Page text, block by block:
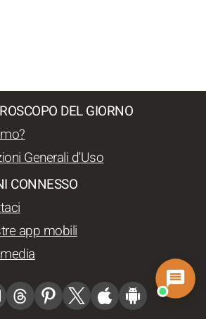
DEL GIORNO
Generali d'Uso
CONNESSO
app mobili